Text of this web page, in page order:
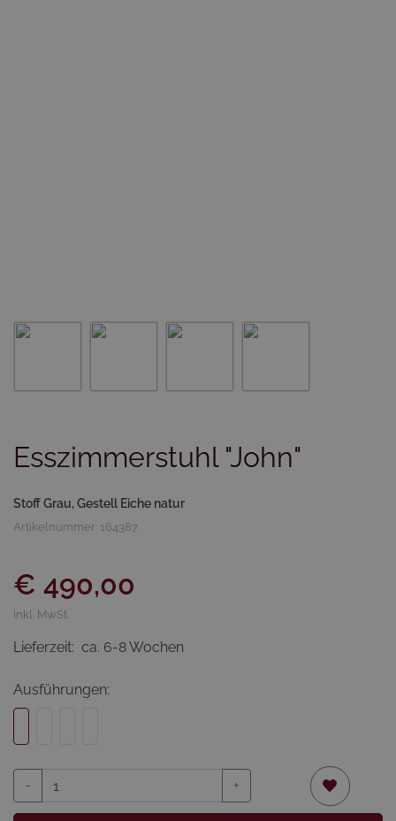
Esszimmerstuhl "John"
Stoff Grau, Gestell Eiche natur
Artikelnummer: 164387
€ 490,00
inkl. MwSt.
Lieferzeit: ca. 6-8 Wochen
Ausführungen:
- +